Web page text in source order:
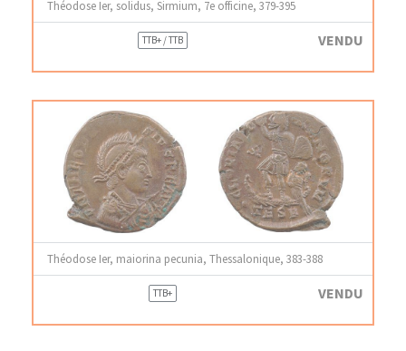
Théodose Ier, solidus, Sirmium, 7e officine, 379-395
TTB+ / TTB VENDU
Théodose Ier, maiorina pecunia, Thessalonique, 383-388
TTB+ VENDU